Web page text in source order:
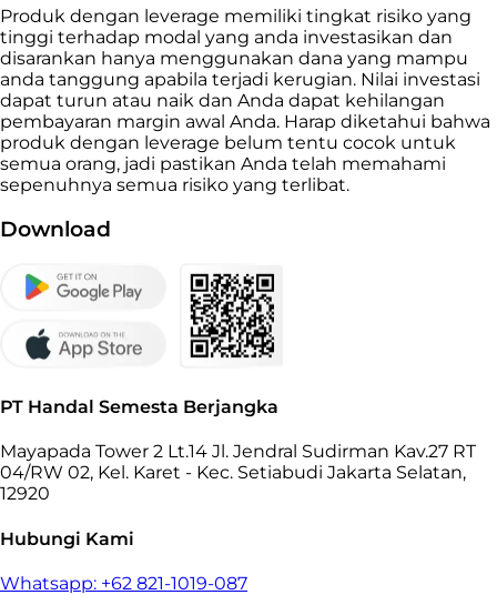
Produk dengan leverage memiliki tingkat risiko yang
tinggi terhadap modal yang anda investasikan dan
disarankan hanya menggunakan dana yang mampu
anda tanggung apabila terjadi kerugian. Nilai investasi
dapat turun atau naik dan Anda dapat kehilangan
pembayaran margin awal Anda. Harap diketahui bahwa
produk dengan leverage belum tentu cocok untuk
semua orang, jadi pastikan Anda telah memahami
sepenuhnya semua risiko yang terlibat.
Download
PT Handal Semesta Berjangka
Mayapada Tower 2 Lt.14 Jl. Jendral Sudirman Kav.27 RT
04/RW 02, Kel. Karet - Kec. Setiabudi Jakarta Selatan,
12920
Hubungi Kami
Whatsapp: +62 821-1019-087